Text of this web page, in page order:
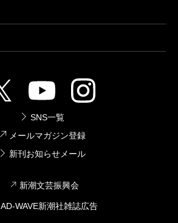
SNS一覧
メールマガジン登録
新刊お知らせメール
新潮文芸振興会
AD-WAVE新潮社雑誌広告